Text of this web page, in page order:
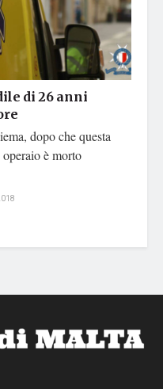
di 26 anni
dopo che questa
è morto